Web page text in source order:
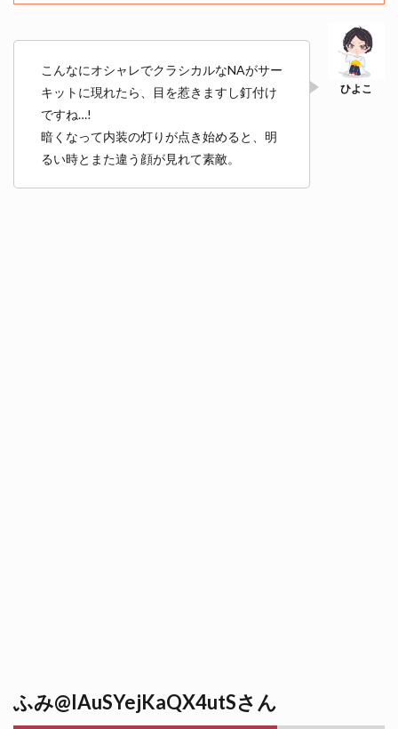
こんなにオシャレでクラシカルなNAがサー
キットに現れたら、目を惹きますし釘付け
ですね…!
暗くなって内装の灯りが点き始めると、明
るい時とまた違う顔が見れて素敵。
ふみ@IAuSYejKaQX4utSさん